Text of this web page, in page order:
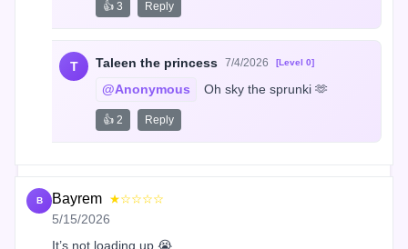
👍 3 Reply
T Taleen the princess 7/4/2026 [Level 0]
@Anonymous Oh sky the sprunki 🫶
👍 2 Reply
B Bayrem ★☆☆☆☆
5/15/2026
It’s not loading up 😭